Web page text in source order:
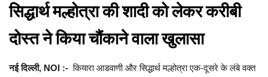
सिद्धार्थ मल्होत्रा की शादी को लेकर करीबी
दोस्त ने किया चौंकाने वाला खुलासा
नई दिल्ली, NOI :-कियारा आडवाणी और सिद्धार्थ मल्होत्रा एक-दूसरे के लंबे वक्त